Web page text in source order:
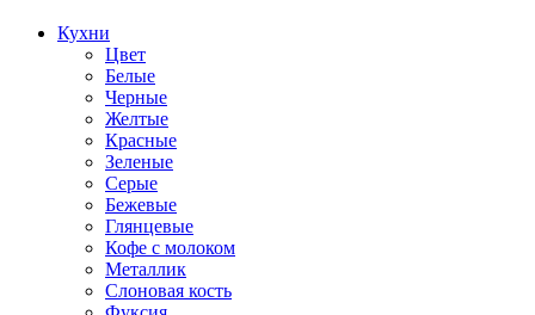
Кухни
Цвет
Белые
Черные
Желтые
Красные
Зеленые
Серые
Бежевые
Глянцевые
Кофе с молоком
Металлик
Слоновая кость